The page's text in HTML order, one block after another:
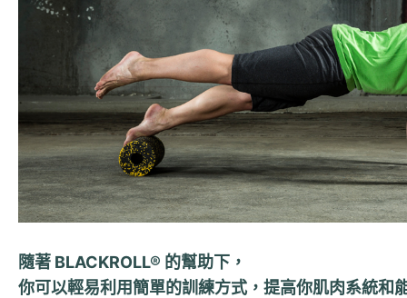
隨著 BLACKROLL® 的幫助下，
你可以輕易利用簡單的訓練方式，提高你肌肉系統和